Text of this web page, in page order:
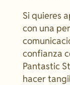
Si quieres
con una
confianza
Pantastic
hacer